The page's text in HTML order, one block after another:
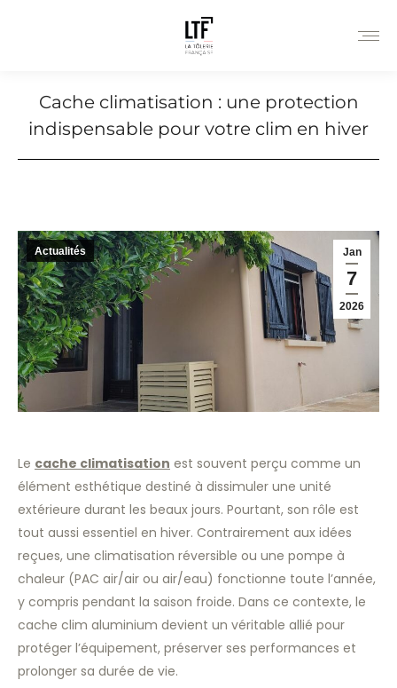
Cache climatisation : une protection
indispensable pour votre clim en hiver
Jan
7
2026
Actualités
Le cache climatisation est souvent perçu comme un
élément esthétique destiné à dissimuler une unité
extérieure durant les beaux jours. Pourtant, son rôle est
tout aussi essentiel en hiver. Contrairement aux idées
reçues, une climatisation réversible ou une pompe à
chaleur (PAC air/air ou air/eau) fonctionne toute l’année,
y compris pendant la saison froide. Dans ce contexte, le
cache clim aluminium devient un véritable allié pour
protéger l’équipement, préserver ses performances et
prolonger sa durée de vie.